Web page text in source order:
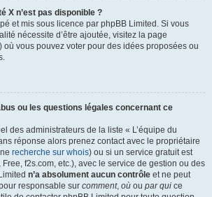
X n’est pas disponible ?
et mis sous licence par phpBB Limited. Si vous
nécessite d’être ajoutée, visitez la page
où vous pouvez voter pour des idées proposées ou
ou les questions légales concernant ce
des administrateurs de la liste « L’équipe du
réponse alors prenez contact avec le propriétaire
recherche sur whois) ou si un service gratuit est
f2s.com, etc.), avec le service de gestion ou des
n’a absolument aucun contrôle et ne peut
responsable sur comment, où ou par qui ce